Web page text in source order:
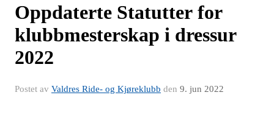
Oppdaterte Statutter for
klubbmesterskap i dressur
2022
Postet av Valdres Ride- og Kjøreklubb den 9. jun 2022